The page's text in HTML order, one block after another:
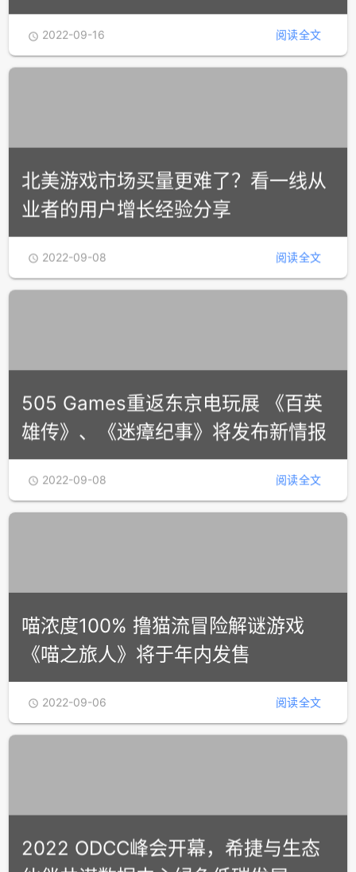
 2022-09-16 阅读全文
北美游戏市场买量更难了？看一线从
业者的用户增长经验分享
 2022-09-08 阅读全文
505 Games重返东京电玩展 《百英
雄传》、《迷瘴纪事》将发布新情报
 2022-09-08 阅读全文
喵浓度100% 撸猫流冒险解谜游戏
《喵之旅人》将于年内发售
 2022-09-06 阅读全文
2022 ODCC峰会开幕，希捷与生态